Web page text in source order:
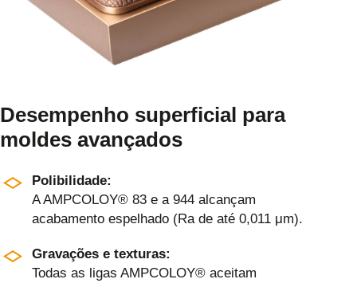
Desempenho superficial para
moldes avançados
Polibilidade:
A AMPCOLOY® 83 e a 944 alcançam
acabamento espelhado (Ra de até 0,011 μm).
Gravações e texturas:
Todas as ligas AMPCOLOY® aceitam